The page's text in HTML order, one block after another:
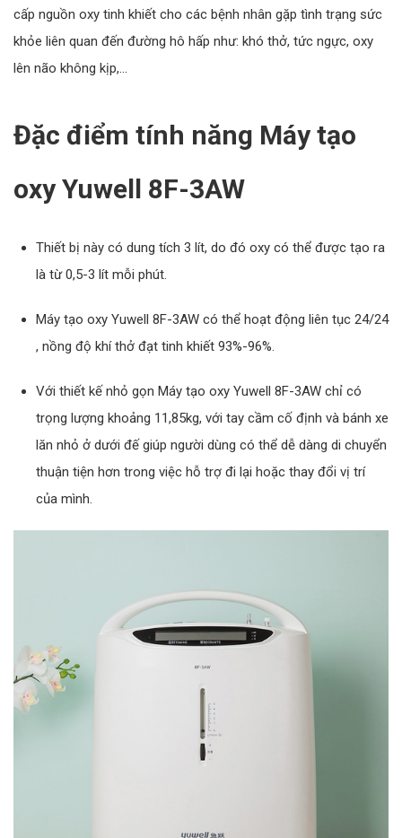
cấp nguồn oxy tinh khiết cho các bệnh nhân gặp tình trạng sức
khỏe liên quan đến đường hô hấp như: khó thở, tức ngực, oxy
lên não không kịp,...
Đặc điểm tính năng Máy tạo
oxy Yuwell 8F-3AW
Thiết bị này có dung tích 3 lít, do đó oxy có thể được tạo ra
là từ 0,5-3 lít mỗi phút.
Máy tạo oxy Yuwell 8F-3AW có thể hoạt động liên tục 24/24
, nồng độ khí thở đạt tinh khiết 93%-96%.
Với thiết kế nhỏ gọn Máy tạo oxy Yuwell 8F-3AW chỉ có
trọng lượng khoảng 11,85kg, với tay cầm cố định và bánh xe
lăn nhỏ ở dưới đế giúp người dùng có thể dễ dàng di chuyển
thuận tiện hơn trong việc hỗ trợ đi lại hoặc thay đổi vị trí
của mình.